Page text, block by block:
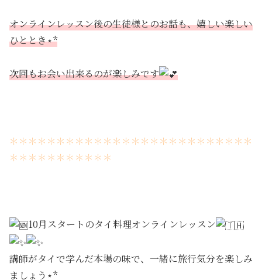
オンラインレッスン後の生徒様とのお話も、嬉しい楽しい
ひととき⋆*
次回もお会い出来るのが楽しみです
＊＊＊＊＊＊＊＊＊＊＊＊＊＊＊＊＊＊＊＊＊＊＊＊＊＊
＊＊＊＊＊＊＊＊＊＊＊
10月スタートのタイ料理オンラインレッスン
講師がタイで学んだ本場の味で、一緒に旅行気分を楽しみ
ましょう⋆*